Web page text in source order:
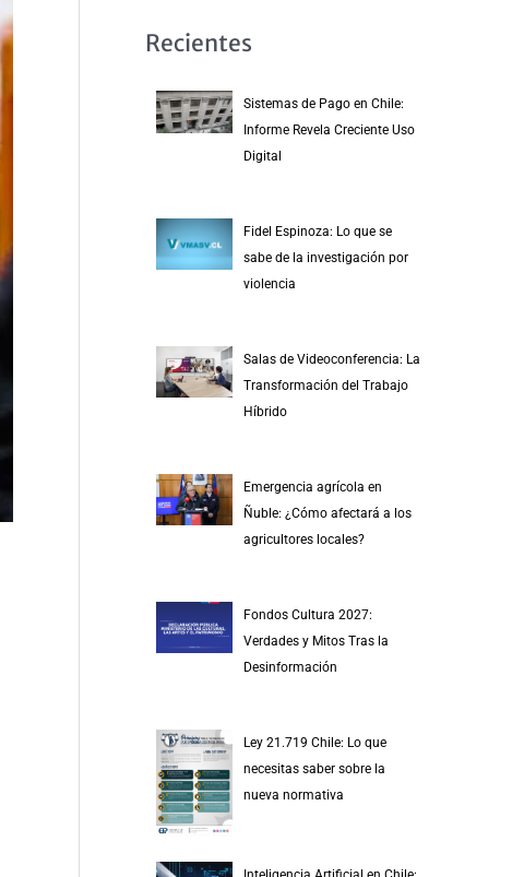
Recientes
Sistemas de Pago en Chile:
Informe Revela Creciente Uso
Digital
Fidel Espinoza: Lo que se
sabe de la investigación por
violencia
Salas de Videoconferencia: La
Transformación del Trabajo
Híbrido
Emergencia agrícola en
Ñuble: ¿Cómo afectará a los
agricultores locales?
Fondos Cultura 2027:
Verdades y Mitos Tras la
Desinformación
Ley 21.719 Chile: Lo que
necesitas saber sobre la
nueva normativa